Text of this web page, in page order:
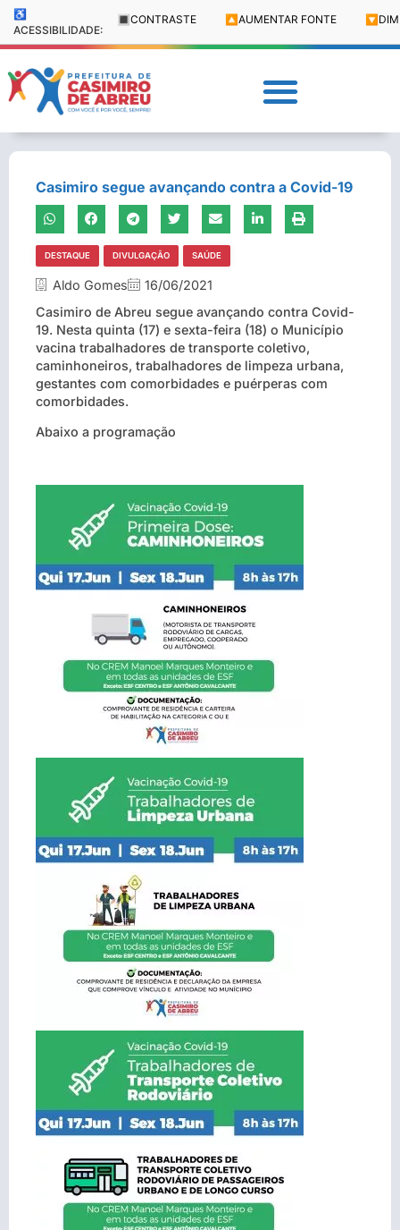
♿
ACESSIBILIDADE:
🔳 CONTRASTE 🔼 AUMENTAR FONTE 🔽
Casimiro segue avançando contra a Covid-19
DESTAQUE DIVULGAÇÃO SAÚDE
Aldo Gomes
16/06/2021
Casimiro de Abreu segue avançando contra Covid-
19. Nesta quinta (17) e sexta-feira (18) o Município
vacina trabalhadores de transporte coletivo,
caminhoneiros, trabalhadores de limpeza urbana,
gestantes com comorbidades e puérperas com
comorbidades.
Abaixo a programação